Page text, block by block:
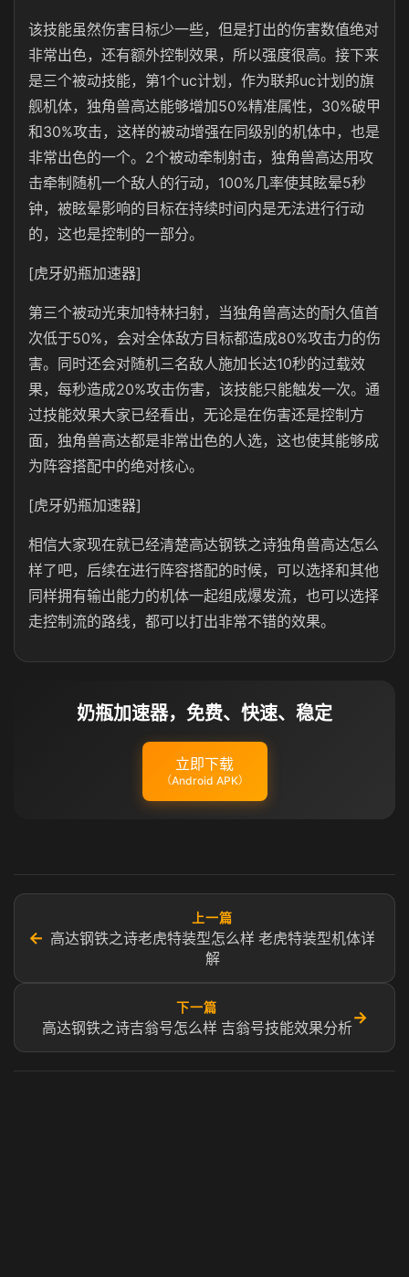
该技能虽然伤害目标少一些，但是打出的伤害数值绝对
非常出色，还有额外控制效果，所以强度很高。接下来
是三个被动技能，第1个uc计划，作为联邦uc计划的旗
舰机体，独角兽高达能够增加50%精准属性，30%破甲
和30%攻击，这样的被动增强在同级别的机体中，也是
非常出色的一个。2个被动牵制射击，独角兽高达用攻
击牵制随机一个敌人的行动，100%几率使其眩晕5秒
钟，被眩晕影响的目标在持续时间内是无法进行行动
的，这也是控制的一部分。
[虎牙奶瓶加速器]
第三个被动光束加特林扫射，当独角兽高达的耐久值首
次低于50%，会对全体敌方目标都造成80%攻击力的伤
害。同时还会对随机三名敌人施加长达10秒的过载效
果，每秒造成20%攻击伤害，该技能只能触发一次。通
过技能效果大家已经看出，无论是在伤害还是控制方
面，独角兽高达都是非常出色的人选，这也使其能够成
为阵容搭配中的绝对核心。
[虎牙奶瓶加速器]
相信大家现在就已经清楚高达钢铁之诗独角兽高达怎么
样了吧，后续在进行阵容搭配的时候，可以选择和其他
同样拥有输出能力的机体一起组成爆发流，也可以选择
走控制流的路线，都可以打出非常不错的效果。
奶瓶加速器，免费、快速、稳定
立即下载
（Android APK）
←
上一篇
高达钢铁之诗老虎特装型怎么样 老虎特装型机体详
解
下一篇
高达钢铁之诗吉翁号怎么样 吉翁号技能效果分析
→